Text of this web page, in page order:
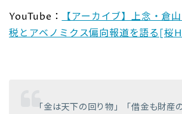
YouTube：
【アーカイブ】上念・倉
税とアベノミクス偏向報道を語る[
「金は天下の回り物」「借金も財産